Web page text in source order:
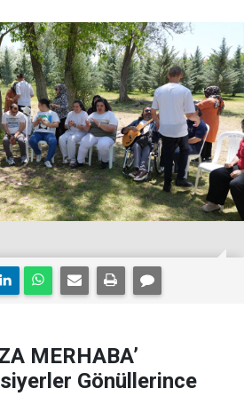
MERHABA’
Gönüllerince